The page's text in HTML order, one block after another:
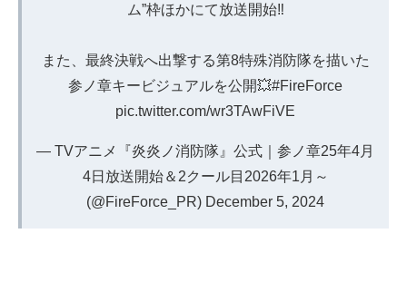
ム”枠ほかにて放送開始‼
また、最終決戦へ出撃する第8特殊消防隊を描いた
参ノ章キービジュアルを公開💥#FireForce
pic.twitter.com/wr3TAwFiVE
— TVアニメ『炎炎ノ消防隊』公式｜参ノ章25年4月
4日放送開始＆2クール目2026年1月～
(@FireForce_PR) December 5, 2024